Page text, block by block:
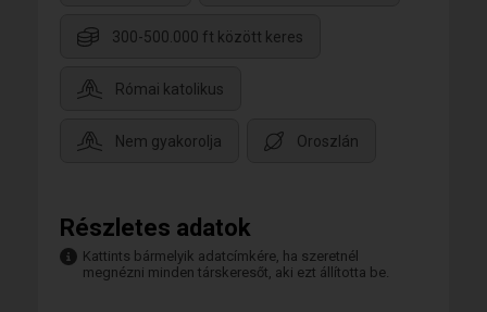
300-500.000 ft között keres
Római katolikus
Nem gyakorolja Oroszlán
Részletes adatok
Kattints bármelyik adatcímkére, ha szeretnél
megnézni minden társkeresőt, aki ezt állította be.